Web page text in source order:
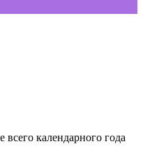
календарного года